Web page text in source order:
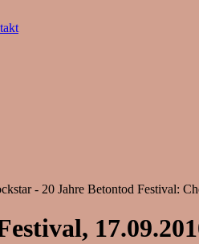
- 20 Jahre Betontod Festival: